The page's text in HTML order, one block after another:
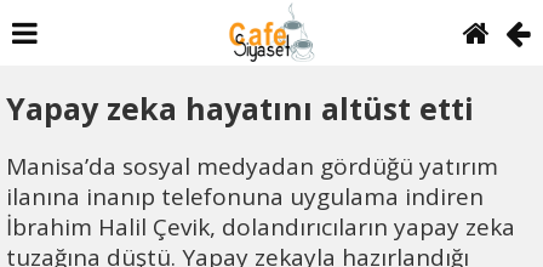
Yapay zeka hayatını altüst etti
Manisa’da sosyal medyadan gördüğü yatırım
ilanına inanıp telefonuna uygulama indiren
İbrahim Halil Çevik, dolandırıcıların yapay zeka
tuzağına düştü. Yapay zekayla hazırlandığı